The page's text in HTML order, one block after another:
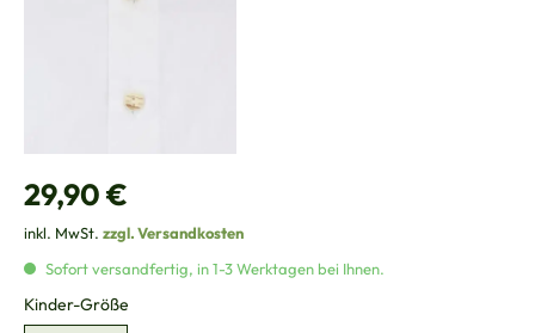
Regulärer Preis:
29,90 €
inkl. MwSt. zzgl. Versandkosten
Sofort versandfertig, in 1-3 Werktagen bei Ihnen.
Kinder-Größe